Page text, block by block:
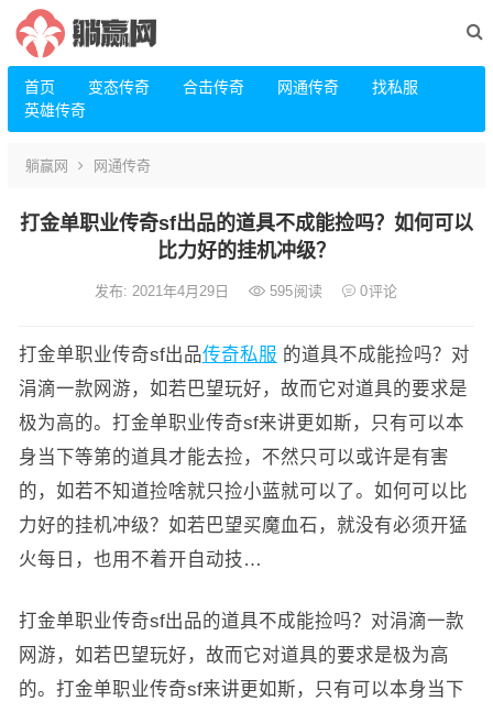
首页 变态传奇 合击传奇 网通传奇
找私服
英雄传奇
躺赢网 网通传奇
打金单职业传奇sf出品的道具不成能捡吗？如何可以
比力好的挂机冲级？
发布: 2021年4月29日 595阅读 0评论
打金单职业传奇sf出品传奇私服 的道具不成能捡吗？对
涓滴一款网游，如若巴望玩好，故而它对道具的要求是
极为高的。打金单职业传奇sf来讲更如斯，只有可以本
身当下等第的道具才能去捡，不然只可以或许是有害
的，如若不知道捡啥就只捡小蓝就可以了。如何可以比
力好的挂机冲级？如若巴望买魔血石，就没有必须开猛
火每日，也用不着开自动技…
打金单职业传奇sf出品的道具不成能捡吗？对涓滴一款
网游，如若巴望玩好，故而它对道具的要求是极为高
的。打金单职业传奇sf来讲更如斯，只有可以本身当下